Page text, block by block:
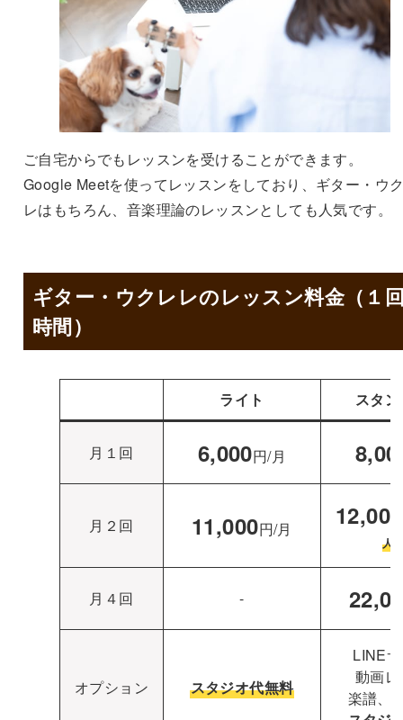
ご自宅からでもレッスンを受けることができます。
Google Meetを使ってレッスンをしており、ギター・ウ
レはもちろん、音楽理論のレッスンとしても人気です。
ギター・ウクレレのレッスン料金（１
時間）
ライト スタ
月１回 6,000円/月
月２回 11,000円/月 12,000
人
月４回 -
オプション スタジオ代無料
LINE
動画
楽譜、